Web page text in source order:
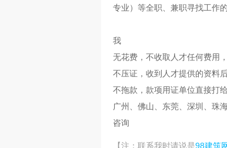
专业）等全职、兼职寻找工作
我
无花费，不收取人才任何费用
不压证，收到人才提供的资料
不拖款，款项用证单位直接打
广州、佛山、东莞、深圳、珠
咨询
【注：联系我时请说是98建筑